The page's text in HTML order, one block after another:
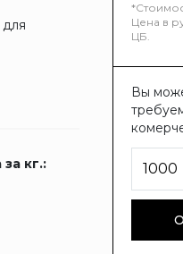
кг.:
Цена в
ЦБ.
Вы